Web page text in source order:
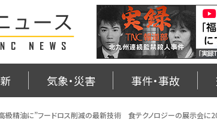
気象・災害 事件・事故
級精油に”フードロス削減の最新技術 食テクノロジーの展示会